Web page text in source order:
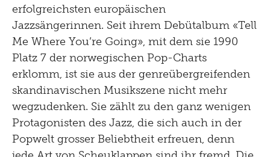
erfolgreichsten europäischen
Jazzsängerinnen. Seit ihrem Debütalbum «Tell
Me Where You’re Going», mit dem sie 1990
Platz 7 der norwegischen Pop-Charts
erklomm, ist sie aus der genreübergreifenden
skandinavischen Musikszene nicht mehr
wegzudenken. Sie zählt zu den ganz wenigen
Protagonisten des Jazz, die sich auch in der
Popwelt grosser Beliebtheit erfreuen, denn